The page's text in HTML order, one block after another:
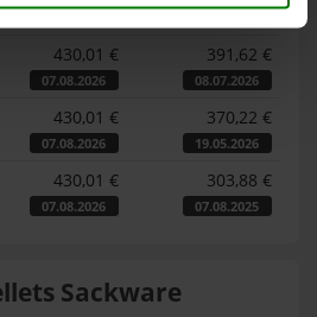
Höchststand
Tiefststand
430,01 €
07.08.2026
391,62 €
08.07.2026
430,01 €
07.08.2026
370,22 €
19.05.2026
430,01 €
07.08.2026
303,88 €
07.08.2025
Sackware